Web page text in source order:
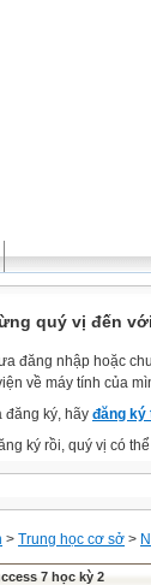
quý vị đến
đăng nhập hoặc
về máy tính của
đăng ký, hãy đăng ký
ký rồi, quý vị có
> Trung học cơ sở >
7 học kỳ 2